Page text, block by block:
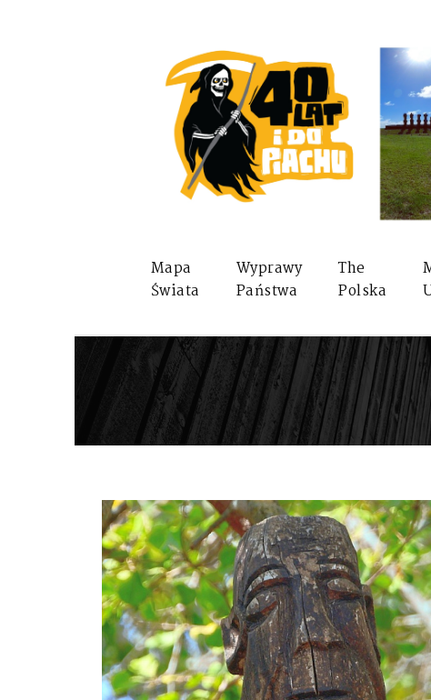
Mapa
Świata
Wyprawy
Państwa
The
Polska